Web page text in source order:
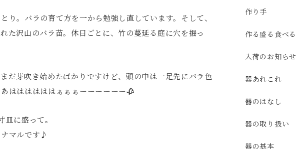
。バラの育て方を一から勉強し直しています。そして、
た沢山のバラ苗。休日ごとに、竹の蔓延る庭に穴を掘っ
だ芽吹き始めたばかりですけど、頭の中は一足先にバラ色
ははははははぁぁぁーーーーーー🥀
に盛って。
マルです♪
作り手
作る盛る食べる
入荷のお知らせ
器あれこれ
器のはなし
器の取り扱い
器の基本